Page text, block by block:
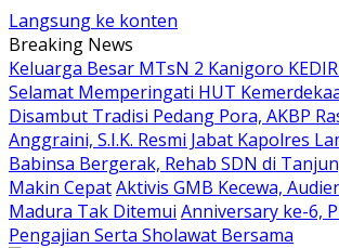
Langsung ke konten
Breaking News
Keluarga Besar MTsN 2 Kanigoro
Selamat Memperingati HUT
Disambut Tradisi Pedang Pora, AKBP
Anggraini, S.I.K. Resmi Jabat Kapolres
Babinsa Bergerak, Rehab SDN di
Makin CepatAktivis GMB Kecewa,
Madura Tak Ditemui Anniversary ke-6,
Pengajian Serta Sholawat Bersama